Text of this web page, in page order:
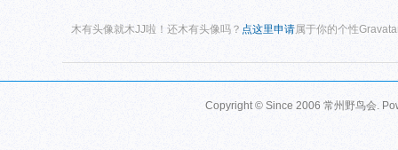
木有头像就木JJ啦！还木有头像吗？ 点这里申请 属于你的个性
Copyright © Since 2006 常州野鸟会.